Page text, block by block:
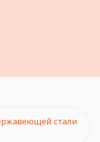
стали